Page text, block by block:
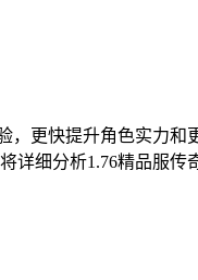
，更快提升角色实力
详细分析1.76精品服